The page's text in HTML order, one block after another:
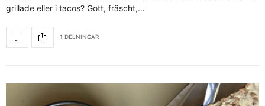
grillade eller i tacos? Gott, fräscht,…
1 DELNINGAR